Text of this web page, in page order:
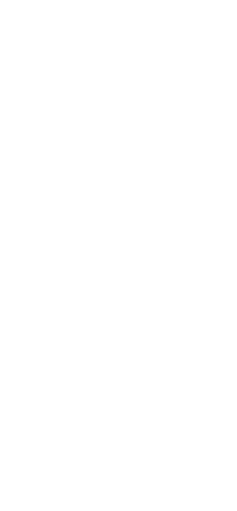
联手查出
婚不结了。鹿鸣村开了锅，村民大骂麦香
商，殚精
土设计理念突破的故事。
夫等带兵参加围剿。冀中军区损失惨重，袁